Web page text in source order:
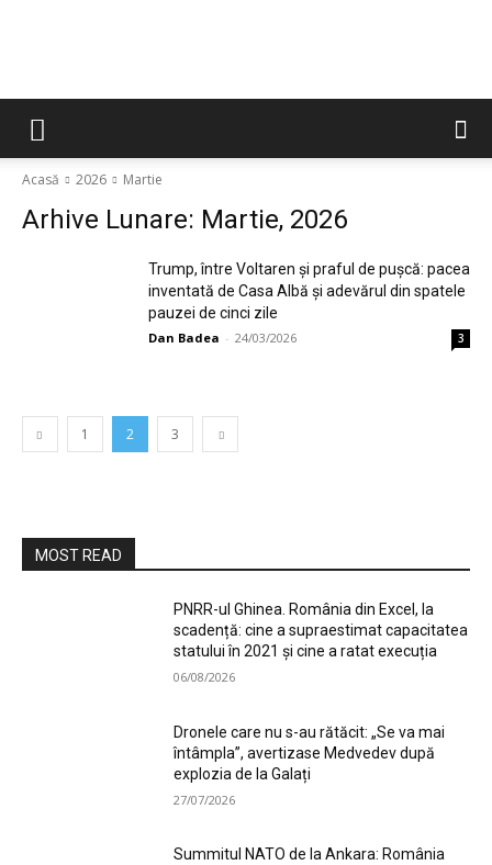
Acasă 2026 Martie
Arhive Lunare: Martie, 2026
Trump, între Voltaren și praful de pușcă: pacea
inventată de Casa Albă și adevărul din spatele
pauzei de cinci zile
Dan Badea - 24/03/2026 3
1 2 3
MOST READ
PNRR-ul Ghinea. România din Excel, la
scadență: cine a supraestimat capacitatea
statului în 2021 și cine a ratat execuția
06/08/2026
Dronele care nu s-au rătăcit: „Se va mai
întâmpla”, avertizase Medvedev după
explozia de la Galați
27/07/2026
Summitul NATO de la Ankara: România